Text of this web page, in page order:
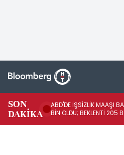
SON
DAKİKA
ABD'DE İŞSİZLİK MAAŞI
BİN OLDU; BEKLENTİ 205